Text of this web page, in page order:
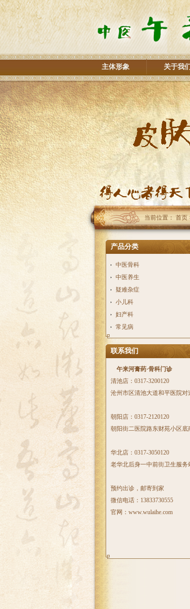
主体形象 关于我们
当前位置： 首页
产品分类
中医骨科
中医养生
疑难杂症
小儿科
妇产科
常见病
联系我们
午来河膏药·骨科门诊
清池店：0317-3200120
沧州市区清池大道和平医院对
朝阳店：0317-2120120
朝阳街二医院路东财苑小区底
华北店：0317-3050120
老华北后身一中前街卫生服务
预约出诊，邮寄到家
微信电话：13833730555
官网：www.wulaihe.com